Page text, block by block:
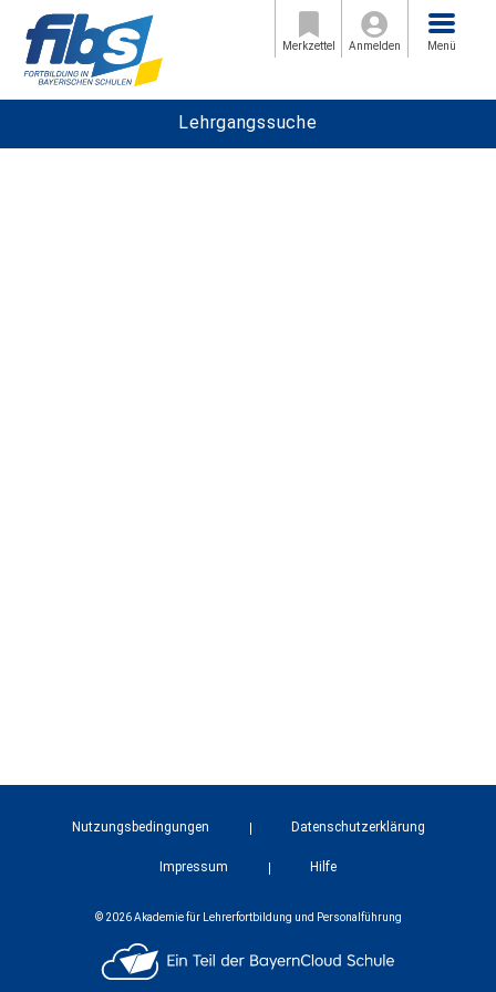
Merkzettel Anmelden
Menü
Menü
Lehrgangssuche
Nutzungsbedingungen Datenschutzerklärung
Impressum Hilfe
© 2026 Akademie für Lehrerfortbildung und Personalführung